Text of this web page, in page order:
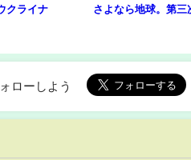
クライナ
さよなら地球。第三
ローしよう